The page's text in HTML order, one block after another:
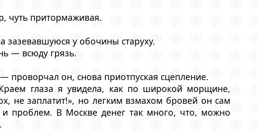
чуть притормаживая.
у обочины старуху.
— всюду грязь.
он, снова приотпуская сцепление.
глаза я увидела, как по широкой морщине,
не заплатит!», но легким взмахом бровей он сам
проблем. В Москве денег так много, что, можно